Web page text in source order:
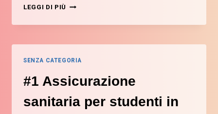
LEGGI DI PIÙ 2.
APRIRE
CONTO
COME
STUDENTE
O
NUOVO
SENZA CATEGORIA
#1 Assicurazione
sanitaria per studenti in